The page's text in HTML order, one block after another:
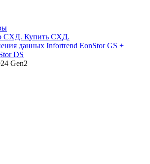
СХД. Купить СХД.
данных Infortrend EonStor GS +
DS
Gen2